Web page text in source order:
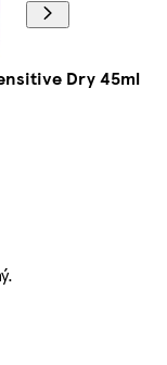
Dry 45ml